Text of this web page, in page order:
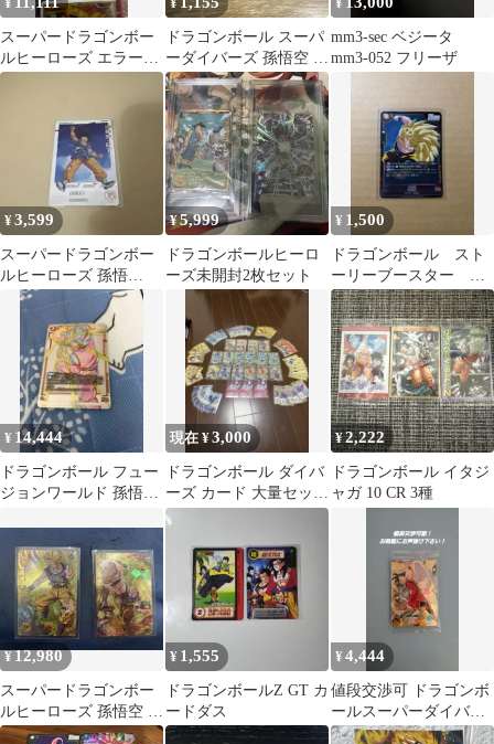
¥
スーパードラゴンボー
ルヒーローズ エラーカ
ード HG2-53 ゴジータ
¥
ドラゴンボール スーパ
ーダイバーズ 孫悟空 ゴ
クウブラック 2枚セッ
ト プロモ
¥
mm3-sec ベジータ
mm3-052 フリーザ
¥3,599
スーパードラゴンボー
ルヒーローズ 孫悟
空:GT MM6-020 DA
¥5,999
ドラゴンボールヒーロ
ーズ未開封2枚セット
¥ 1,500
ドラゴンボール スト
ーリーブースター 孫
悟空 SR
¥ 14,444
ドラゴンボール フュー
ジョンワールド 孫悟空
現在 ¥3,000
ドラゴンボール ダイバ
ーズ カード 大量セット
まとめ売り
¥2,222
ドラゴンボール イタジ
ャガ 10 CR 3種
¥12,980
スーパードラゴンボー
ルヒーローズ 孫悟空 2
枚セット
¥ 1,555
ドラゴンボールZ GT カ
ードダス
¥4,444
値段交渉可 ドラゴンボ
ールスーパーダイバー
ズ SDVP-020 孫悟空